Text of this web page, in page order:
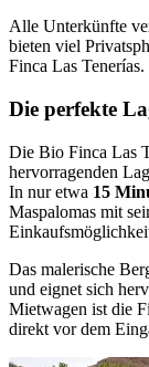
Alle Unterkünfte
bieten viel
Finca Las Tenerías.
Die perfekte
Die Bio Finca Las
hervorragenden
In nur etwa 15
Maspalomas mit
Das malerische
und eignet sich
Mietwagen ist die
direkt vor dem